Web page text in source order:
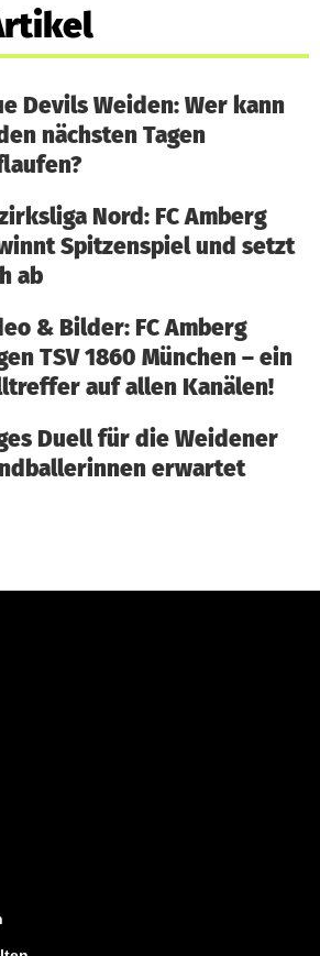
Devils Weiden: Wer kann
nächsten Tagen
Nord: FC Amberg
Spitzenspiel und setzt
ab
& Bilder: FC Amberg
TSV 1860 München – ein
auf allen Kanälen!
Duell für die Weidener
erwartet